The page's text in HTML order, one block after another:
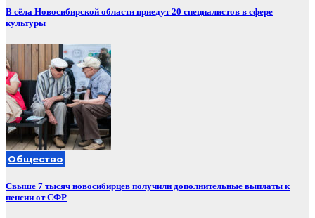
В сёла Новосибирской области приедут 20 специалистов в сфере
культуры
Общество
Свыше 7 тысяч новосибирцев получили дополнительные выплаты к
пенсии от СФР